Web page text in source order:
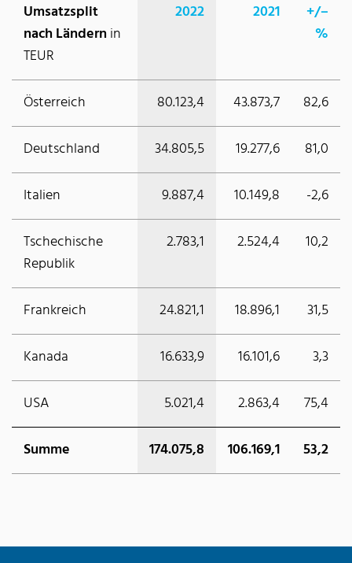
Umsatzsplit
nach Ländernin
TEUR
2022 2021
+/–
%
Österreich 80.123,4 43.873,7 82,6
Deutschland 34.805,5 19.277,6 81,0
Italien 9.887,4 10.149,8 -2,6
Tschechische
Republik
2.783,1 2.524,4 10,2
Frankreich 24.821,1 18.896,1 31,5
Kanada 16.633,9 16.101,6 3,3
USA 5.021,4 2.863,4 75,4
Summe 174.075,8 106.169,1 53,2